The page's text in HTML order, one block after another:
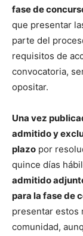
fase de
que presentar
parte del
requisitos de
convocatoria,
opositar.
Una vez
admitido y
plazo por
quince días
admitido
para la fase de
presentar estos
comunidad,